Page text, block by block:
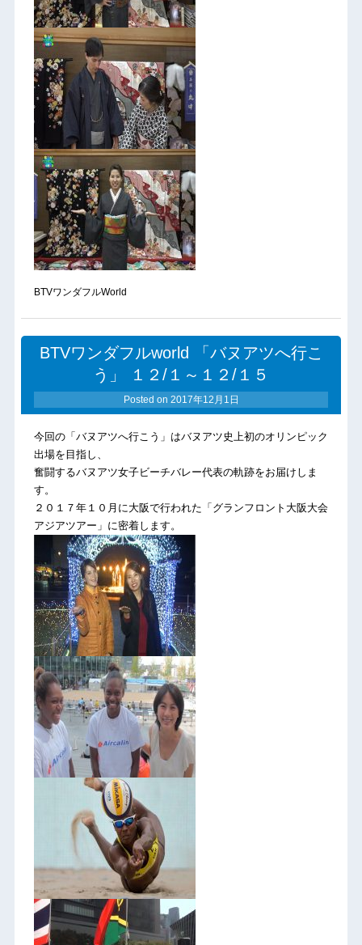
BTVワンダフルWorld
BTVワンダフルworld 「バヌアツへ行こ
う」 １２/１～１２/１５
Posted on 2017年12月1日
今回の「バヌアツへ行こう」はバヌアツ史上初のオリンピック
出場を目指し、
奮闘するバヌアツ女子ビーチバレー代表の軌跡をお届けしま
す。
２０１７年１０月に大阪で行われた「グランフロント大阪大会
アジアツアー」に密着します。